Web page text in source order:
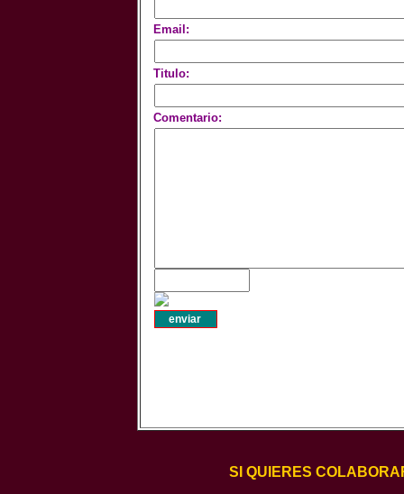
Email:
Titulo:
Comentario:
SI QUIERES